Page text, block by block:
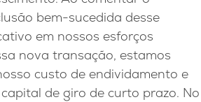
bem-sucedida desse
em nossos esforços
nova transação, estamos
custo de endividamento e
de giro de curto prazo. No